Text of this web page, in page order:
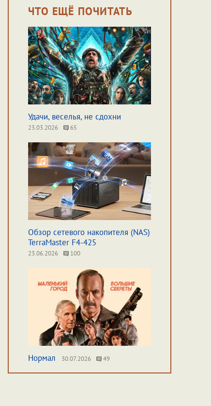
ЧТО ЕЩЁ ПОЧИТАТЬ
Удачи, веселья, не сдохни
23.03.2026 65
Обзор сетевого накопителя (NAS)
TerraMaster F4-425
23.06.2026 100
Нормал 30.07.2026 49